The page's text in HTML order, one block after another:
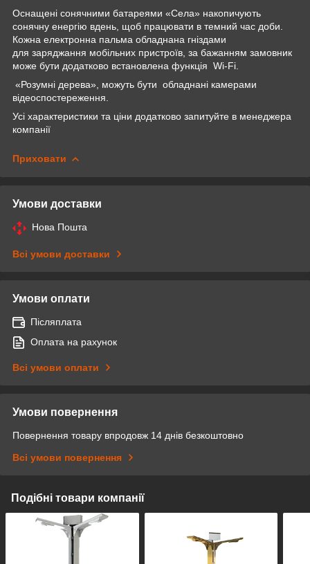
Оснащені сонячними батареями «Села» накопичують
сонячну енергію вдень, щоб працювати в темний час доби.
Кожна електронна пальма обладнана гніздами
для заряджання мобільних пристроїв, за бажанням замовник
може бути додатково встановлена функція Wi-Fi.
«Розумні дерева», можуть бути обладнані камерами
відеоспостереження.
Усі характеристики та ціни додатково запитуйте в менеджера
компанії
Приховати
Умови доставки
Нова Пошта
Всі умови доставки
Умови оплати
Післяплата
Оплата на рахунок
Всі умови оплати
Умови повернення
Повернення товару впродовж 14 днів безкоштовно
Всі умови повернення
Подібні товари компанії